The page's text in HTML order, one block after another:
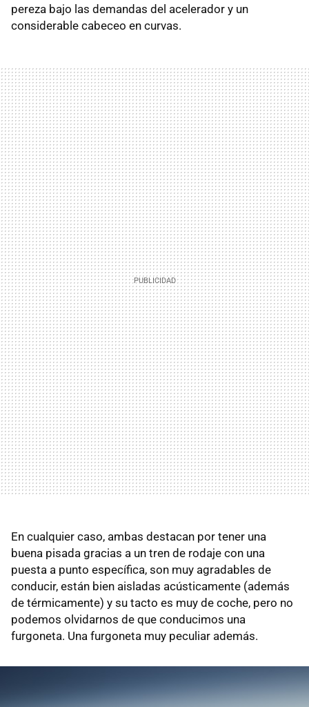
pereza bajo las demandas del acelerador y un
considerable cabeceo en curvas.
En cualquier caso, ambas destacan por tener una
buena pisada gracias a un tren de rodaje con una
puesta a punto específica, son muy agradables de
conducir, están bien aisladas acústicamente (además
de térmicamente) y su tacto es muy de coche, pero no
podemos olvidarnos de que conducimos una
furgoneta. Una furgoneta muy peculiar además.